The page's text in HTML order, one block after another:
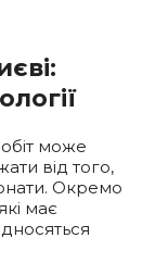
може
від того,
Окремо
має